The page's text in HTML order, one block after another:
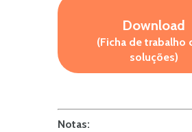
Download
(Ficha de trabalho
soluções)
Notas: